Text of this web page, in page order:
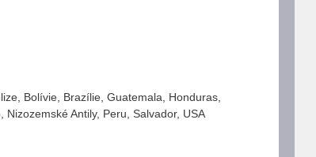
Bolívie, Brazílie, Guatemala, Honduras,
Nizozemské Antily, Peru, Salvador, USA